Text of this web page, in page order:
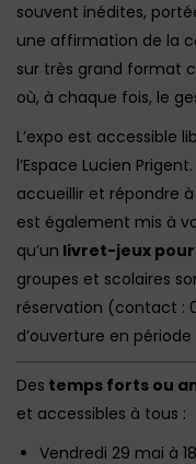
souvent inédites,
une affirmation de la
sur très grand format
où, à chaque fois, le
L’expo est accessible
l’Espace Lucien
accueillir et répondre à
est également mis à
qu’un livret-jeux
groupes et scolaires
réservation (contact :
d’ouverture en période
Des temps forts ou
et accessibles à tous :
Vendredi 29 mai à